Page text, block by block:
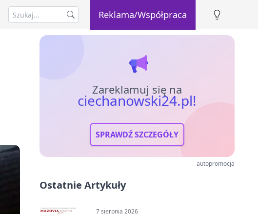
Reklama/Współpraca
Zareklamuj się na
ciechanowski24.pl!
SPRAWDŹ SZCZEGÓŁY
autopromocja
Ostatnie Artykuły
7 sierpnia 2026